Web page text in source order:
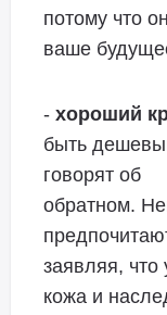
потому что
ваше
- хороший
быть
говорят об
обратном.
заявляя, что
кожа и